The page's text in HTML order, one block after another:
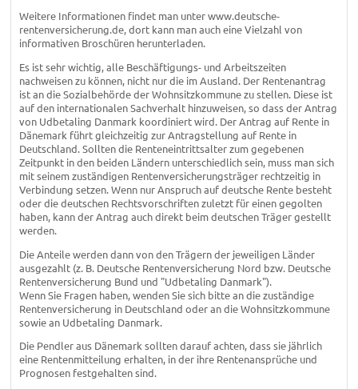
Weitere Informationen findet man unter www.deutsche-
rentenversicherung.de, dort kann man auch eine Vielzahl von
informativen Broschüren herunterladen.
Es ist sehr wichtig, alle Beschäftigungs- und Arbeitszeiten
nachweisen zu können, nicht nur die im Ausland. Der Rentenantrag
ist an die Sozialbehörde der Wohnsitzkommune zu stellen. Diese ist
auf den internationalen Sachverhalt hinzuweisen, so dass der Antrag
von Udbetaling Danmark koordiniert wird. Der Antrag auf Rente in
Dänemark führt gleichzeitig zur Antragstellung auf Rente in
Deutschland. Sollten die Renteneintrittsalter zum gegebenen
Zeitpunkt in den beiden Ländern unterschiedlich sein, muss man sich
mit seinem zuständigen Rentenversicherungsträger rechtzeitig in
Verbindung setzen. Wenn nur Anspruch auf deutsche Rente besteht
oder die deutschen Rechtsvorschriften zuletzt für einen gegolten
haben, kann der Antrag auch direkt beim deutschen Träger gestellt
werden.
Die Anteile werden dann von den Trägern der jeweiligen Länder
ausgezahlt (z. B. Deutsche Rentenversicherung Nord bzw. Deutsche
Rentenversicherung Bund und "Udbetaling Danmark").
Wenn Sie Fragen haben, wenden Sie sich bitte an die zuständige
Rentenversicherung in Deutschland oder an die Wohnsitzkommune
sowie an Udbetaling Danmark.
Die Pendler aus Dänemark sollten darauf achten, dass sie jährlich
eine Rentenmitteilung erhalten, in der ihre Rentenansprüche und
Prognosen festgehalten sind.